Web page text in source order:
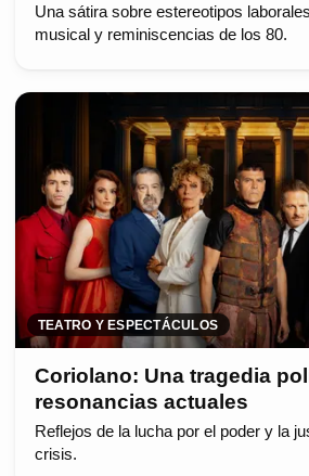
Una sátira sobre estereotipos
musical y reminiscencias de los 80.
TEATRO Y ESPECTÁCULOS
Coriolano: Una tragedia
resonancias actuales
Reflejos de la lucha por el poder y la
crisis.